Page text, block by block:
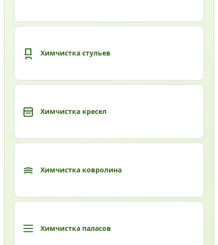
Химчистка стульев
Химчистка кресел
Химчистка ковролина
Химчистка паласов